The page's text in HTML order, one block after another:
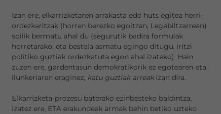
Izan ere, elkarrizketaren arrakasta edo huts egitea herri-
ordezkaritzak (horren berezko egoitzan, Legebiltzarrean)
soilik bermatu ahal du (segurutik badira formulak
horretarako, eta bestela asmatu egingo ditugu, iritzi
politiko guztiak ordezkatuta egon ahal izateko). Hain
zuzen ere, gardentasun demokratikorik ez egotearen eta
ilunkeriaren eraginez, katu guztiak arreakizan dira.
Elkarrizketa-prozesu baterako ezinbesteko baldintza,
izatez ere, ETA erakundeak armak behin betiko uzteko